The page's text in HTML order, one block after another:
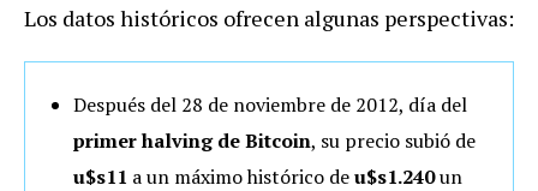
Los datos históricos ofrecen algunas perspectivas:
Después del 28 de noviembre de 2012, día del
primer halving de Bitcoin, su precio subió de
u$s11 a un máximo histórico deu$s1.240un